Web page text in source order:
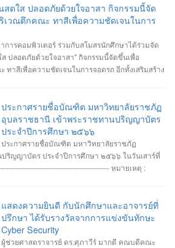
ดใส ปลอดภัยด้วยใจอาสา กิจกรรมนี้จัด
เวณตึกคณะ ทาสีเพื่อความชัดเจนในการ
ารคอมพิวเตอร์ ร่วมกับสโมสรนักศึกษาได้ร่วมจัด
ปลอดภัยด้วยใจอาสา" กิจกรรมนี้จัดขึ้นเพื่อ
าสีเพื่อความชัดเจนในการจอดรถ อีกทั้งเสริมสร้าง
ประกาศรายชื่อบัณฑิต มหาวิทยาลัยราชภัฏ
อุบลราชธานี เข้าพระราชทานปริญญาบัตร
ประจำปีการศึกษา ๒๕๖๖
ประกาศรายชื่อบัณฑิต มหาวิทยาลัยราชภัฏ
ปริญญาบัตร ประจำปีการศึกษา ๒๕๖๖ ในวันเสาร์ที่
หมายเหตุ :
แสดงความยินดี กับนักศึกษาและอาจารย์ที่
ปรึกษา ได้รับรางวัลจากการแข่งขันทักษะ
Cyber Security
ผู้ช่วยศาสตราจารย์ ดร.ศุภาวีร์ มากดี คณบดีคณะ